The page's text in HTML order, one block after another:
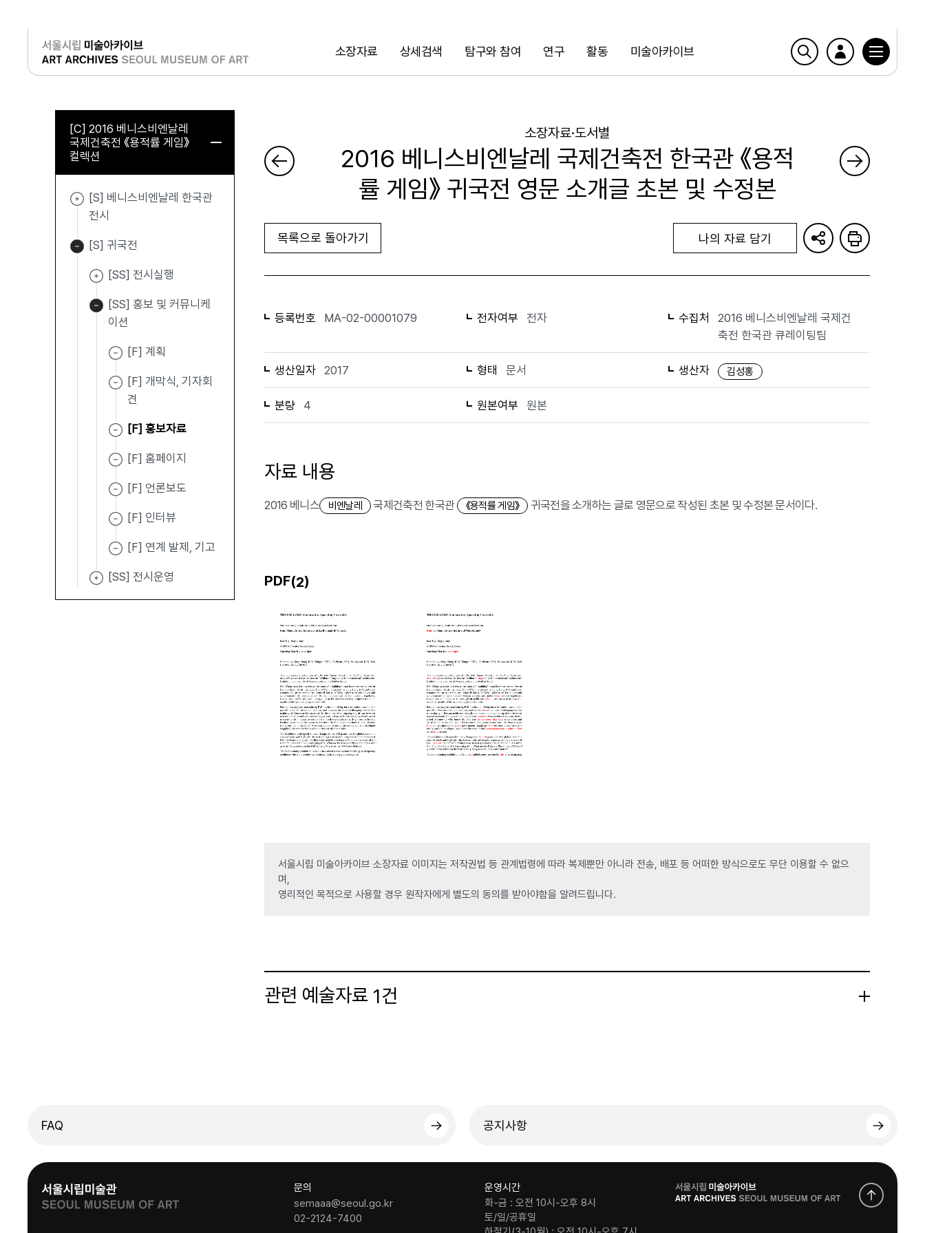
소장자료 상세검색 탐구와 참여 연구 활동 미술아카이브
검색
로그인
[C] 2016 베니스비엔날레
국제건축전 《용적률 게임》
컬렉션
[S] 베니스비엔날레 한국관
전시
[S] 귀국전
[SS] 전시실행
[SS] 홍보 및 커뮤니케
이션
[F] 계획
[F] 개막식, 기자회
견
[F] 홍보자료
[F] 홈페이지
[F] 언론보도
[F] 인터뷰
[F] 연계 발제, 기고
[SS] 전시운영
소장자료·도서별
2016 베니스비엔날레 국제건축전 한국관 《용적
률 게임》 귀국전 영문 소개글 초본 및 수정본
목록으로 돌아가기 나의 자료 담기
등록번호 MA-02-00001079 전자여부 전자 수집처
2016 베니스비엔날레 국제건
축전 한국관 큐레이팅팀
생산일자 2017 형태 문서 생산자 김성홍
분량 4 원본여부 원본
자료 내용
2016 베니스 비엔날레 국제건축전 한국관 《용적률 게임》 귀국전을 소개하는 글로 영문으로 작성된 초본 및 수정본 문서이다.
PDF(2)
서울시립 미술아카이브 소장자료 이미지는 저작권법 등 관계법령에 따라 복제뿐만 아니라 전송, 배포 등 어떠한 방식으로도 무단 이용할 수 없으
며,
영리적인 목적으로 사용할 경우 원작자에게 별도의 동의를 받아야함을 알려드립니다.
관련 예술자료 1건
FAQ 공지사항
문의
semaaa@seoul.go.kr
02-2124-7400
운영시간
화-금 : 오전 10시-오후 8시
토/일/공휴일
로
고